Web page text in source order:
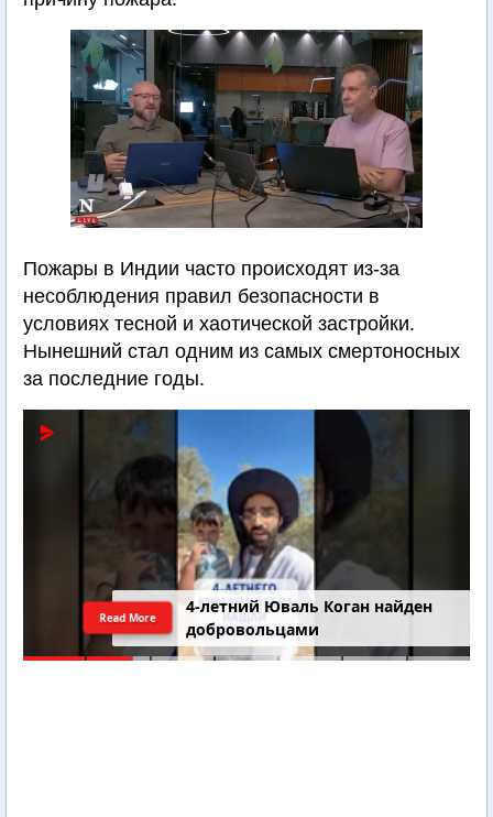
Пожары в Индии часто происходят из-за
несоблюдения правил безопасности в
условиях тесной и хаотической застройки.
Нынешний стал одним из самых смертоносных
за последние годы.
4-летний Юваль Коган найден
добровольцами
Read More